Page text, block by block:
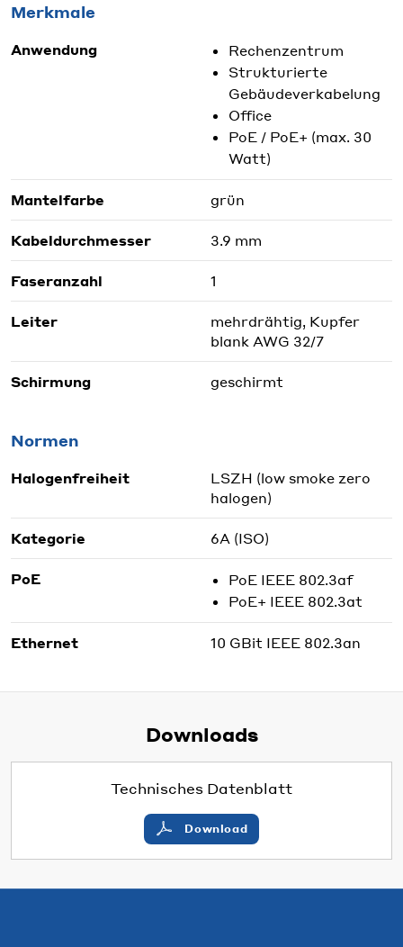
Merkmale
Anwendung
Rechenzentrum
Strukturierte
Gebäudeverkabelung
Office
PoE / PoE+ (max. 30
Watt)
Mantelfarbe grün
Kabeldurchmesser 3.9 mm
Faseranzahl 1
Leiter
mehrdrähtig, Kupfer
blank AWG 32/7
Schirmung geschirmt
Normen
Halogenfreiheit
LSZH (low smoke zero
halogen)
Kategorie 6A (ISO)
PoE
PoE IEEE 802.3af
PoE+ IEEE 802.3at
Ethernet 10 GBit IEEE 802.3an
Downloads
Technisches Datenblatt
Download